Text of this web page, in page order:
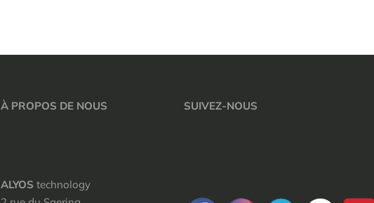
À PROPOS DE NOUS SUIVEZ-NOUS
ALYOS technology